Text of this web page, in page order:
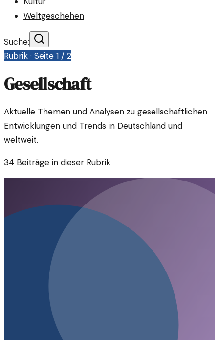
Weltgeschehen
Suche:
Rubrik · Seite 1 / 2
Gesellschaft
Aktuelle Themen und Analysen zu gesellschaftlichen
Entwicklungen und Trends in Deutschland und
weltweit.
34 Beiträge in dieser Rubrik